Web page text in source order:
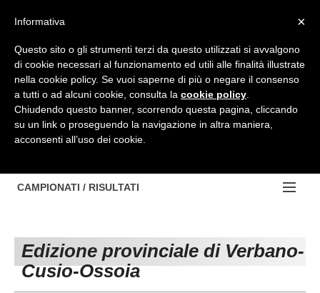
HOME
BACHECA
PROVINCE
TORINO
PINEROLO
CUNEO
NOTIZIE:
APPROFONDIMENTO
NAZIONALI
CAMPIONATI / RISULTATI
NAZIONALI
REGIONALI
Edizione provinciale di Verbano-
Cusio-Ossoia
×
Informativa
Questo sito o gli strumenti terzi da questo utilizzati si avvalgono
di cookie necessari al funzionamento ed utili alle finalità illustrate
nella cookie policy. Se vuoi saperne di più o negare il consenso
a tutti o ad alcuni cookie, consulta la cookie policy
Chiudendo questo banner, scorrendo questa pagina, cliccando
su un link o proseguendo la navigazione in altra maniera,
acconsenti all’uso dei cookie.